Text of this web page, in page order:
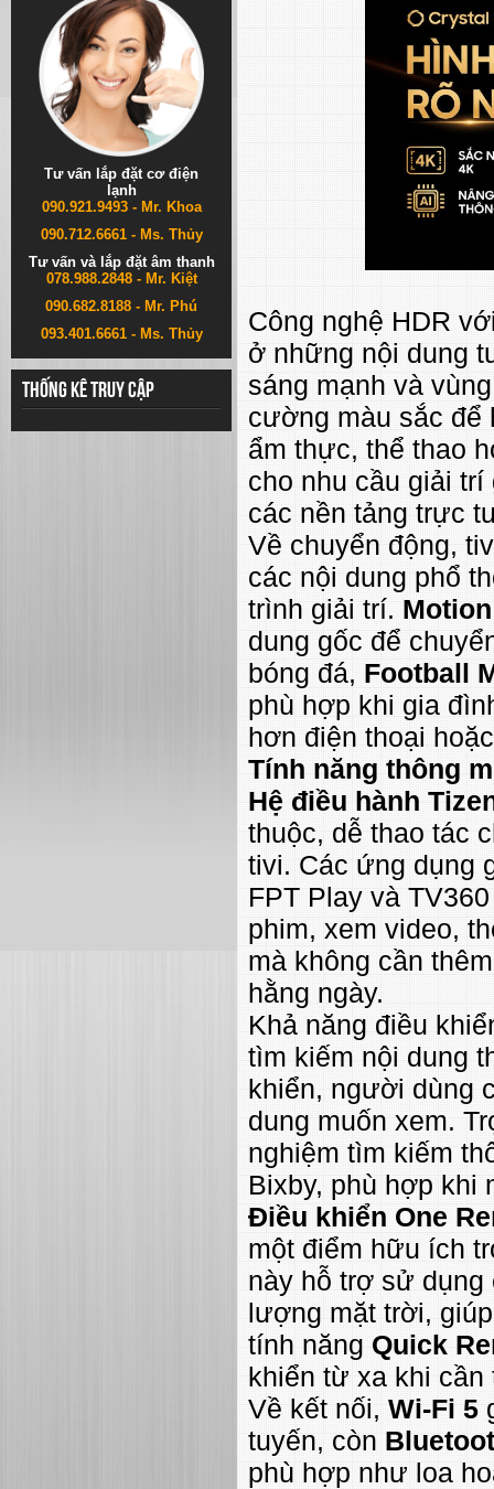
Tư vấn lắp đặt cơ điện
lạnh
090.921.9493 - Mr. Khoa
090.712.6661 - Ms. Thủy
Tư vấn và lắp đặt âm thanh
078.988.2848 - Mr. Kiệt
090.682.8188 - Mr. Phú
093.401.6661 - Ms. Thủy
Thống kê truy cập
Công nghệ HDR
ở những nội dung
sáng mạnh và
cường màu sắc để
ẩm thực, thể thao
cho nhu cầu giải
các nền tảng trực
Về chuyển động,
các nội dung phổ
trình giải trí.
dung gốc để
bóng đá, Football
phù hợp khi gia
hơn điện thoại
Tính năng thông
Hệ điều hành
thuộc, dễ thao tác
tivi. Các ứng dụng
FPT Play và
phim, xem video,
mà không cần
hằng ngày.
Khả năng điều
tìm kiếm nội dung
khiển, người dùng
dung muốn xem.
nghiệm tìm kiếm
Bixby, phù hợp khi
Điều khiển One
một điểm hữu ích
này hỗ trợ sử
lượng mặt trời,
tính năng Quick
khiển từ xa khi cần
Về kết nối, Wi-Fi 5
tuyến, còn
phù hợp như loa